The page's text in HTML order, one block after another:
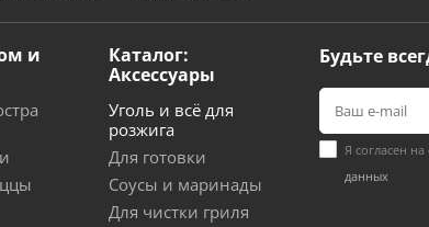
и
Каталог:
Аксессуары
Уголь и всё для
розжига
Для готовки
Соусы и маринады
Для чистки гриля
Будьте
Я согласен на
данных